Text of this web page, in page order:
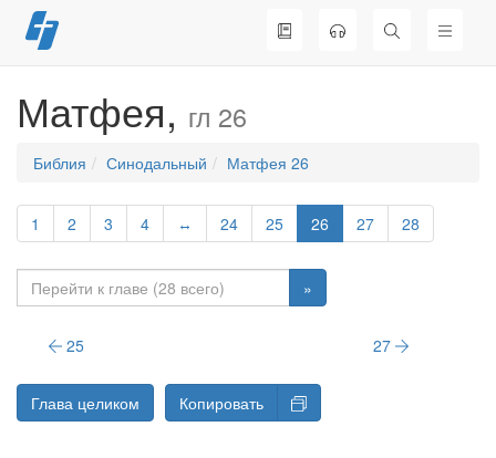
Перейти
к
Матфея, гл 26
Библия Синодальный Матфея 26
1 2 3 4 ↔ 24 25 26 27 28
»
25 27
Глава целиком Копировать